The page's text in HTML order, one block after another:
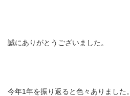
誠にありがとうございました。
今年1年を振り返ると色々ありました。